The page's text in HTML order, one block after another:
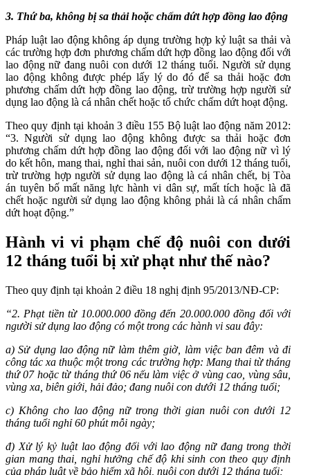
3. Thứ ba, không bị sa thải hoặc chấm dứt hợp đồng lao động
Pháp luật lao động không áp dụng trường hợp kỷ luật sa thải và
các trường hợp đơn phương chấm dứt hợp đồng lao động đối với
lao động nữ đang nuôi con dưới 12 tháng tuổi. Người sử dụng
lao động không được phép lấy lý do đó để sa thải hoặc đơn
phương chấm dứt hợp đồng lao động, trừ trường hợp người sử
dụng lao động là cá nhân chết hoặc tổ chức chấm dứt hoạt động.
Theo quy định tại khoản 3 điều 155 Bộ luật lao động năm 2012:
“3. Người sử dụng lao động không được sa thải hoặc đơn
phương chấm dứt hợp đồng lao động đối với lao động nữ vì lý
do kết hôn, mang thai, nghỉ thai sản, nuôi con dưới 12 tháng tuổi,
trừ trường hợp người sử dụng lao động là cá nhân chết, bị Tòa
án tuyên bố mất năng lực hành vi dân sự, mất tích hoặc là đã
chết hoặc người sử dụng lao động không phải là cá nhân chấm
dứt hoạt động.”
Hành vi vi phạm chế độ nuôi con dưới
12 tháng tuổi bị xử phạt như thế nào?
Theo quy định tại khoản 2 điều 18 nghị định 95/2013/NĐ-CP:
“2. Phạt tiền từ 10.000.000 đồng đến 20.000.000 đồng đối với
người sử dụng lao động có một trong các hành vi sau đây:
a) Sử dụng lao động nữ làm thêm giờ, làm việc ban đêm và đi
công tác xa thuộc một trong các trường hợp: Mang thai từ tháng
thứ 07 hoặc từ tháng thứ 06 nếu làm việc ở vùng cao, vùng sâu,
vùng xa, biên giới, hải đảo; đang nuôi con dưới 12 tháng tuổi;
c) Không cho lao động nữ trong thời gian nuôi con dưới 12
tháng tuổi nghỉ 60 phút mỗi ngày;
đ) Xử lý kỷ luật lao động đối với lao động nữ đang trong thời
gian mang thai, nghỉ hưởng chế độ khi sinh con theo quy định
của pháp luật về bảo hiểm xã hội, nuôi con dưới 12 tháng tuổi;